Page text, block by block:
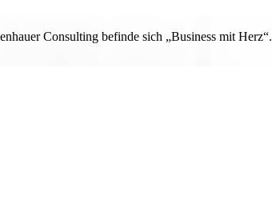
Consulting befinde sich „Business mit Herz“.